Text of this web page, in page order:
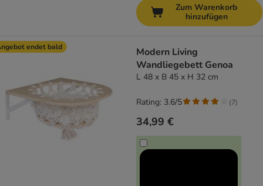
Zum Warenkorb
hinzufügen
endet bald
Modern Living
Wandliegebett Genoa
L 48 x B 45 x H 32 cm
34,99 €
Rating: 3.6/5 (7)